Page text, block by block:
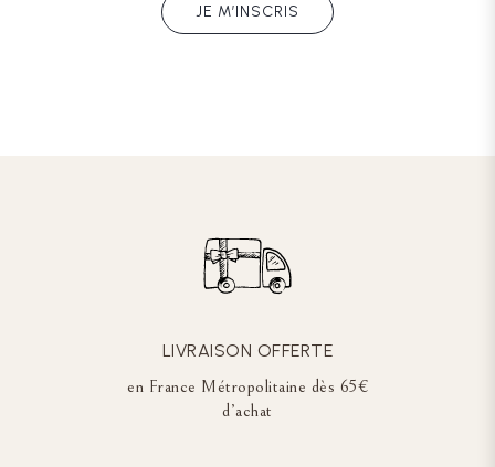
JE M’INSCRIS
LIVRAISON OFFERTE
en France Métropolitaine dès 65€
d’achat